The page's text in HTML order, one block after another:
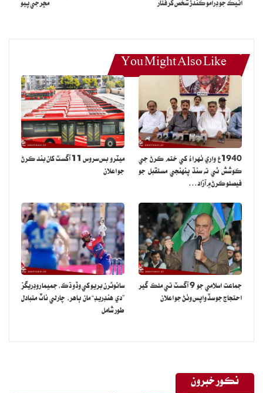
اٽيڪ جو ڊرامو ڪندڙ شخص گرفتار
مڇرجي پيو
You Might Also Like
1940ع واري ٺهراءُ کي ختم ڪرڻ جي
ڪوشش ٿي ته سنڌ پنهنجي مستقبل جو
فيصلو ڪرڻ ۾ آزاد…
ميٽرو بس سروس 11 آگسٽ کان بند ڪرڻ
جو اعلان
جماعت اسلامي جو 9 آگسٽ تي ملڪ گير
احتجاج جو سڏ واپس وٺڻ جو اعلان
سائوٿرن بريو کي وڏو ڌڪ، جميما روڊريگز
”دي هنڊريڊ“ مان ٻاهر، چارلي ناٽ متبادل
طور شامل
نڪور خبرون